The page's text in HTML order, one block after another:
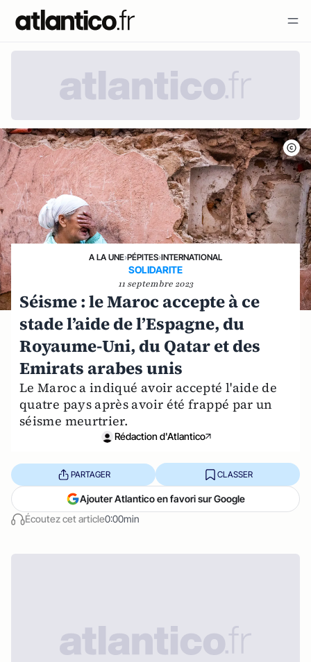
A LA UNE›PÉPITES›INTERNATIONAL
SOLIDARITE
11 septembre 2023
Séisme : le Maroc accepte à ce
stade l’aide de l’Espagne, du
Royaume-Uni, du Qatar et des
Emirats arabes unis
Le Maroc a indiqué avoir accepté l'aide de
quatre pays après avoir été frappé par un
séisme meurtrier.
Rédaction d'Atlantico
Écoutez cet article0:00min
PARTAGER CLASSER
Ajouter Atlantico en favori sur Google